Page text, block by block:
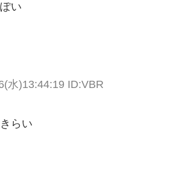
い
水)13:44:19 ID:VBR
らい